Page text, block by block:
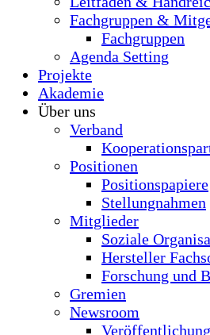
Fachgruppen &
Fachgruppen
Agenda Setting
Projekte
Akademie
Über uns
Verband
Positionen
Positionspapiere
Stellungnahmen
Mitglieder
Soziale
Hersteller
Forschung und
Gremien
Newsroom